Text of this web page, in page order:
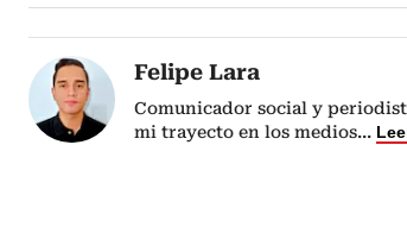
Felipe Lara
Comunicador social y
mi trayecto en los medios...